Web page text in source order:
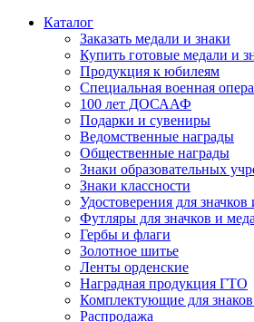
Каталог
Заказать медали и знаки
Купить готовые медали и
Продукция к юбилеям
Специальная военная
100 лет ДОСААФ
Подарки и сувениры
Ведомственные награды
Общественные награды
Знаки образовательных
Знаки классности
Удостоверения для значков
Футляры для значков и
Гербы и флаги
Золотное шитье
Ленты орденские
Наградная продукция ГТО
Комплектующие для
Распродажа